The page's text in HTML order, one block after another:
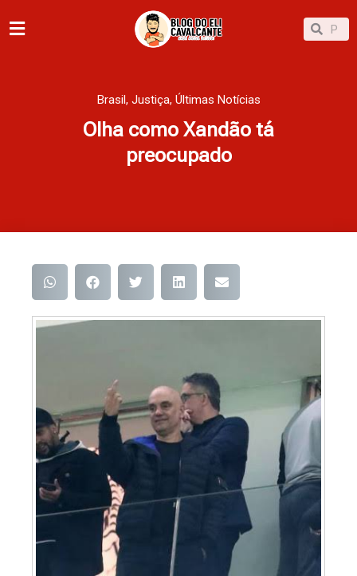
para
Pesquisar
Brasil, Justiça, Últimas Notícias
Olha como Xandão tá
preocupado